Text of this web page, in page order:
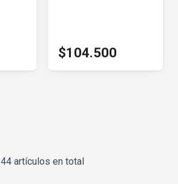
$104.500
44 artículos en total